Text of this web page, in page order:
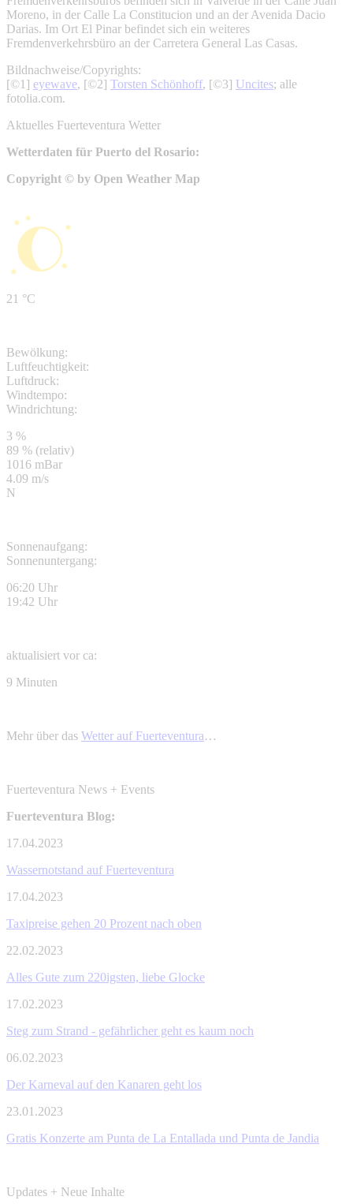
Moreno, in der Calle La Constitucion und an der Avenida Dacio
Darias. Im Ort El Pinar befindet sich ein weiteres
Fremdenverkehrsbüro an der Carretera General Las Casas.
Bildnachweise/Copyrights:
[©1] eyewave, [©2] Torsten Schönhoff, [©3] Uncites; alle
fotolia.com.
Aktuelles Fuerteventura Wetter
Wetterdaten für Puerto del Rosario:
Copyright © by Open Weather Map
21 °C
Bewölkung:
Luftfeuchtigkeit:
Luftdruck:
Windtempo:
Windrichtung:
3 %
89 % (relativ)
1016 mBar
4.09 m/s
N
Sonnenaufgang:
Sonnenuntergang:
06:20 Uhr
19:42 Uhr
aktualisiert vor ca:
9 Minuten
Mehr über das Wetter auf Fuerteventura…
Fuerteventura News + Events
Fuerteventura Blog:
17.04.2023
Wassernotstand auf Fuerteventura
17.04.2023
Taxipreise gehen 20 Prozent nach oben
22.02.2023
Alles Gute zum 220igsten, liebe Glocke
17.02.2023
Steg zum Strand - gefährlicher geht es kaum noch
06.02.2023
Der Karneval auf den Kanaren geht los
23.01.2023
Gratis Konzerte am Punta de La Entallada und Punta de Jandia
Updates + Neue Inhalte